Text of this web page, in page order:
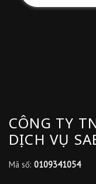
CÔNG TY
DỊCH VỤ
Mã số: 0109341054